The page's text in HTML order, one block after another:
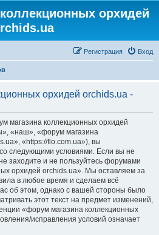
орхидей
Вход
Регистрация
орхидей orchids.ua -
магазина коллекционных орхидей
«наш», «форум магазина
«https://flo.com.ua»), вы
следующими условиями. Если вы не
заходите и не пользуйтесь форумами
орхидей orchids.ua». Мы оставляем за
в любое время и сделаем всё
об этом, однако с вашей стороны было
этот текст на предмет изменений,
«форум магазина коллекционных
исправления условий означает